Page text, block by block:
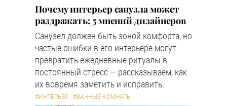
Почему интерьер санузла может
раздражать: 5 мнений дизайнеров
Санузел должен быть зоной комфорта, но
частые ошибки в его интерьере могут
превратить ежедневные ритуалы в
постоянный стресс — рассказываем, как
их вовремя заметить и исправить.
#ИНТЕРЬЕР #ВАННЫЕ КОМНАТЫ